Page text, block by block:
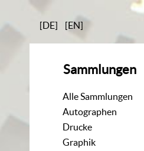
[DE] [EN]
Sammlungen
Alle Sammlungen
Autographen
Drucke
Graphik